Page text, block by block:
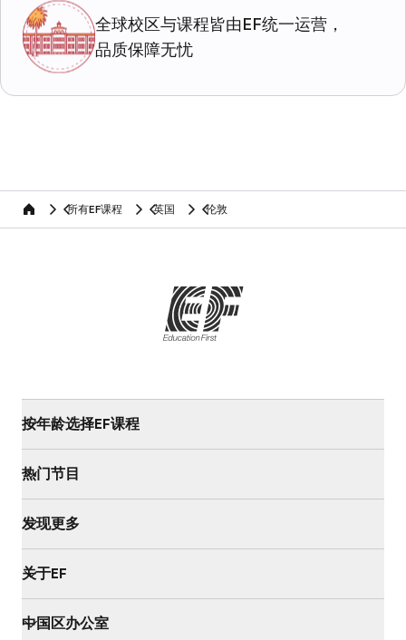
全球校区与课程皆由EF统一运营，
品质保障无忧
home 所有EF课程 英国 伦敦
按年龄选择EF课程
热门节目
发现更多
关于EF
中国区办公室